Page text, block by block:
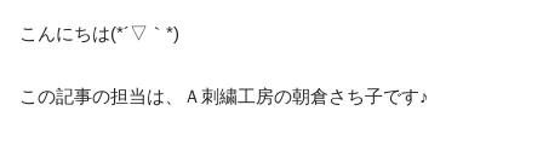
こんにちは(*´▽｀*)
この記事の担当は、Ａ刺繍工房の朝倉さち子です♪